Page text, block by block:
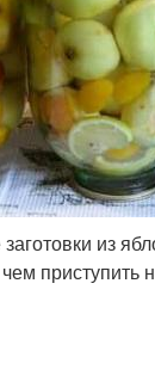
из
приступить